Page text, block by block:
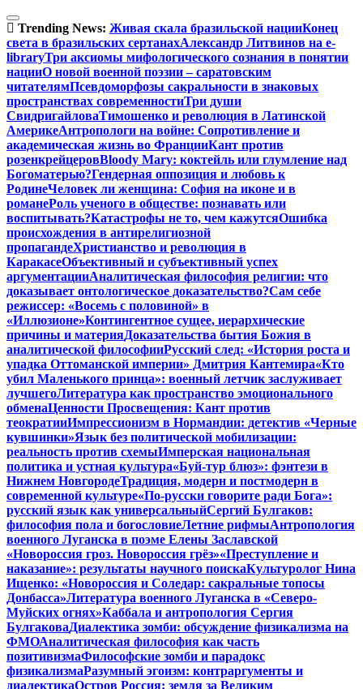
Перейти
к
содержимому
Trending News: Живая скала бразильской нацииКонец
света в бразильских сертанахАлександр Литвинов на e-
libraryТри аксиомы мифологического сознания в понятии
нацииО новой военной поэзии – саратовским
читателямПсевдоморфозы сакральности в знаковых
пространствах современностиТри души
СвидригайловаТимошенко и революция в Латинской
АмерикеАнтропологи на войне: Сопротивление и
академическая жизнь во ФранцииКант против
розенкрейцеровBloody Mary: коктейль или глумление над
Богоматерью?Гендерная оппозиция и любовь к
РодинеЧеловек ли женщина: София на иконе и в
романеРоль ученого в обществе: познавать или
воспитывать?Катастрофы не то, чем кажутсяОшибка
происхождения в антирелигиозной
пропагандеХристианство и революция в
КаракасеОбъективный и субъективный успех
аргументацииАналитическая философия религии: что
доказывает онтологическое доказательство?Сам себе
режиссер: «Восемь с половиной» в
«Иллюзионе»Контингентное сущее, иерархические
причины и материяДоказательства бытия Божия в
аналитической философииРусский след: «История роста и
упадка Оттоманской империи» Дмитрия Кантемира«Кто
убил Маленького принца»: военный летчик заслуживает
лучшегоЛитература как пространство эмоционального
обменаЦенности Просвещения: Кант против
теократииИмпрессионизм в Нормандии: детектив «Черные
кувшинки»Язык без политической мобилизации:
реальность против схемыИмперская национальная
политика и устная культура«Буй-тур блюз»: фэнтези в
Нижнем НовгородеТрадиция, модерн и постмодерн в
современной культуре«По-русски говорите ради Бога»:
русский язык как универсальныйСергий Булгаков:
философия пола и богословиеЛетние рифмыАнтропология
военного Луганска в поэме Елены Заславской
«Новороссия гроз. Новороссия грёз»«Преступление и
наказание»: результаты научного поискаКультуролог Нина
Ищенко: «Новороссия и Соледар: сакральные топосы
Донбасса»Литература военного Луганска в «Северо-
Муйских огнях»Каббала и антропология Сергия
БулгаковаДиалектика зомби: обсуждение физикализма на
ФМОАналитическая философия как часть
позитивизмаФилософские зомби и парадокс
физикализмаРазумный эгоизм: контраргументы и
диалектикаОстров Россия: земля за Великим